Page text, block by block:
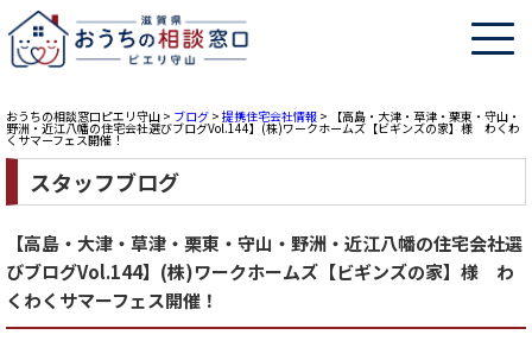
おうちの相談窓口ピエリ守山 > ブログ > 提携住宅会社情報 > 【高島・大津・草津・栗東・守山・
野洲・近江八幡の住宅会社選びブログVol.144】(株)ワークホームズ【ビギンズの家】様 わくわ
くサマーフェス開催！
スタッフブログ
【高島・大津・草津・栗東・守山・野洲・近江八幡の住宅会社選
びブログVol.144】(株)ワークホームズ【ビギンズの家】様 わ
くわくサマーフェス開催！